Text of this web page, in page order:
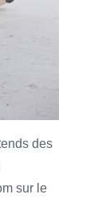
des
sur le